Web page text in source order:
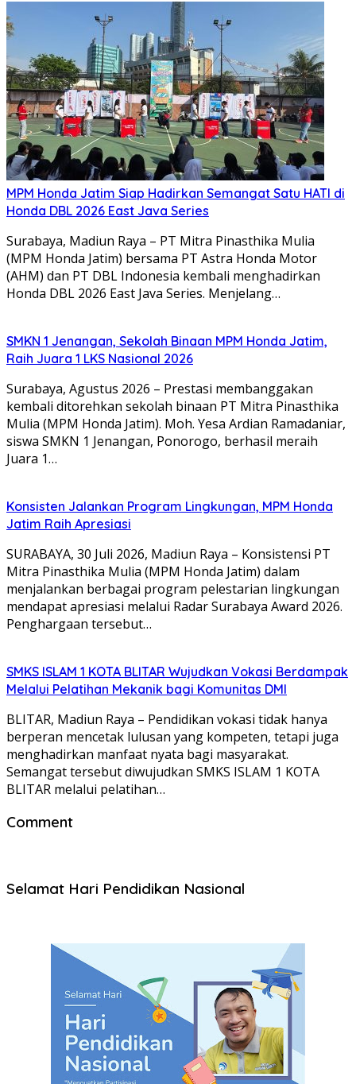
MPM Honda Jatim Siap Hadirkan Semangat Satu HATI di
Honda DBL 2026 East Java Series
Surabaya, Madiun Raya – PT Mitra Pinasthika Mulia
(MPM Honda Jatim) bersama PT Astra Honda Motor
(AHM) dan PT DBL Indonesia kembali menghadirkan
Honda DBL 2026 East Java Series. Menjelang…
SMKN 1 Jenangan, Sekolah Binaan MPM Honda Jatim,
Raih Juara 1 LKS Nasional 2026
Surabaya, Agustus 2026 – Prestasi membanggakan
kembali ditorehkan sekolah binaan PT Mitra Pinasthika
Mulia (MPM Honda Jatim). Moh. Yesa Ardian Ramadaniar,
siswa SMKN 1 Jenangan, Ponorogo, berhasil meraih
Juara 1…
Konsisten Jalankan Program Lingkungan, MPM Honda
Jatim Raih Apresiasi
SURABAYA, 30 Juli 2026, Madiun Raya – Konsistensi PT
Mitra Pinasthika Mulia (MPM Honda Jatim) dalam
menjalankan berbagai program pelestarian lingkungan
mendapat apresiasi melalui Radar Surabaya Award 2026.
Penghargaan tersebut…
SMKS ISLAM 1 KOTA BLITAR Wujudkan Vokasi Berdampak
Melalui Pelatihan Mekanik bagi Komunitas DMI
BLITAR, Madiun Raya – Pendidikan vokasi tidak hanya
berperan mencetak lulusan yang kompeten, tetapi juga
menghadirkan manfaat nyata bagi masyarakat.
Semangat tersebut diwujudkan SMKS ISLAM 1 KOTA
BLITAR melalui pelatihan…
Comment
Selamat Hari Pendidikan Nasional